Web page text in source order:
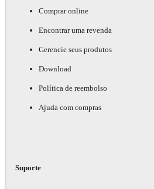
Comprar online
Encontrar uma revenda
Gerencie seus produtos
Download
Política de reembolso
Ajuda com compras
Suporte